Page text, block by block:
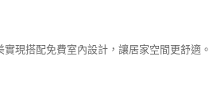
現搭配免費室內設計，讓居家空間更舒適。